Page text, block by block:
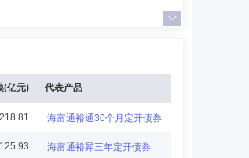
月至2014年6月担任国泰君安
理总监，自2015年5月至2020年
经理，风险管理部总经理。自
(亿元) 代表产品
218.81 海富通裕通30个月定开债券
125.93 海富通裕昇三年定开债券